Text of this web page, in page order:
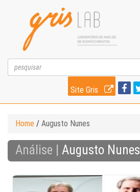
Site Gris
Home / Augusto Nunes
Análise | Augusto Nunes